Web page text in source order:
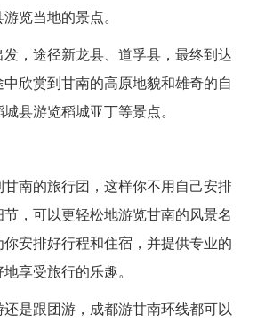
览当地的景点。
，途径新龙县、道孚县，最终到达
欣赏到甘南的高原地貌和雄奇的自
县游览稻城亚丁等景点。
南的旅行团，这样你不用自己安排
，可以更轻松地游览甘南的风景名
安排好行程和住宿，并提供专业的
享受旅行的乐趣。
是跟团游，成都游甘南环线都可以